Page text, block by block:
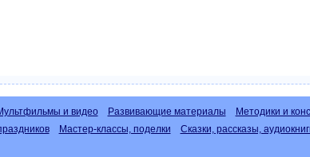
и видео Развивающие материалы Методики и
Мастер-классы, поделки Сказки, рассказы,